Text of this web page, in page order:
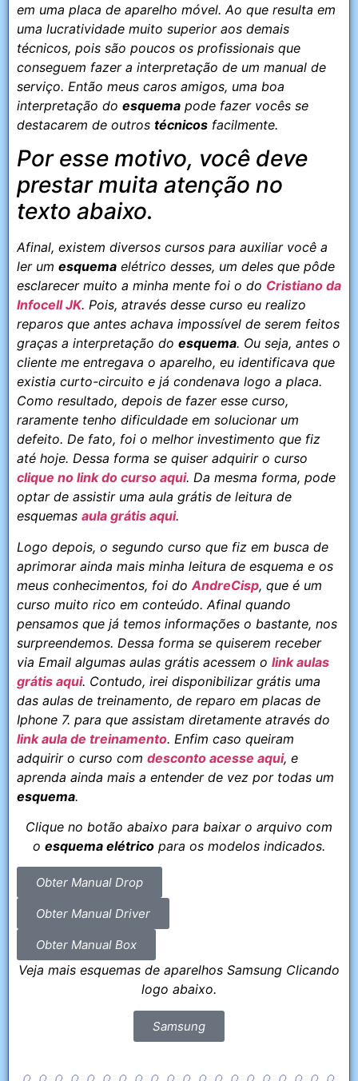
em uma placa de aparelho móvel. Ao que resulta em
uma lucratividade muito superior aos demais
técnicos, pois são poucos os profissionais que
conseguem fazer a interpretação de um manual de
serviço. Então meus caros amigos, uma boa
interpretação do esquema pode fazer vocês se
destacarem de outros técnicos facilmente.
Por esse motivo, você deve
prestar muita atenção no
texto abaixo.
Afinal, existem diversos cursos para auxiliar você a
ler um esquema elétrico desses, um deles que pôde
esclarecer muito a minha mente foi o do Cristiano da
Infocell JK. Pois, através desse curso eu realizo
reparos que antes achava impossível de serem feitos
graças a interpretação do esquema. Ou seja, antes o
cliente me entregava o aparelho, eu identificava que
existia curto-circuito e já condenava logo a placa.
Como resultado, depois de fazer esse curso,
raramente tenho dificuldade em solucionar um
defeito. De fato, foi o melhor investimento que fiz
até hoje. Dessa forma se quiser adquirir o curso
clique no link do curso aqui. Da mesma forma, pode
optar de assistir uma aula grátis de leitura de
esquemas aula grátis aqui.
Logo depois, o segundo curso que fiz em busca de
aprimorar ainda mais minha leitura de esquema e os
meus conhecimentos, foi do AndreCisp, que é um
curso muito rico em conteúdo. Afinal quando
pensamos que já temos informações o bastante, nos
surpreendemos. Dessa forma se quiserem receber
via Email algumas aulas grátis acessem o link aulas
grátis aqui. Contudo, irei disponibilizar grátis uma
das aulas de treinamento, de reparo em placas de
Iphone 7. para que assistam diretamente através do
link aula de treinamento. Enfim caso queiram
adquirir o curso com desconto acesse aqui, e
aprenda ainda mais a entender de vez por todas um
esquema.
Clique no botão abaixo para baixar o arquivo com
o esquema elétrico para os modelos indicados.
Obter Manual Drop
Obter Manual Driver
Obter Manual Box
Veja mais esquemas de aparelhos Samsung Clicando
logo abaixo.
Samsung